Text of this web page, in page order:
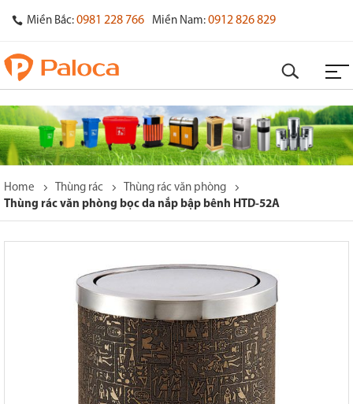
Miền Bắc: 0981 228 766 Miền Nam: 0912 826 829
Home Thùng rác
Thùng rác văn phòng
Thùng rác văn phòng bọc da nắp bập bênh HTD-52A